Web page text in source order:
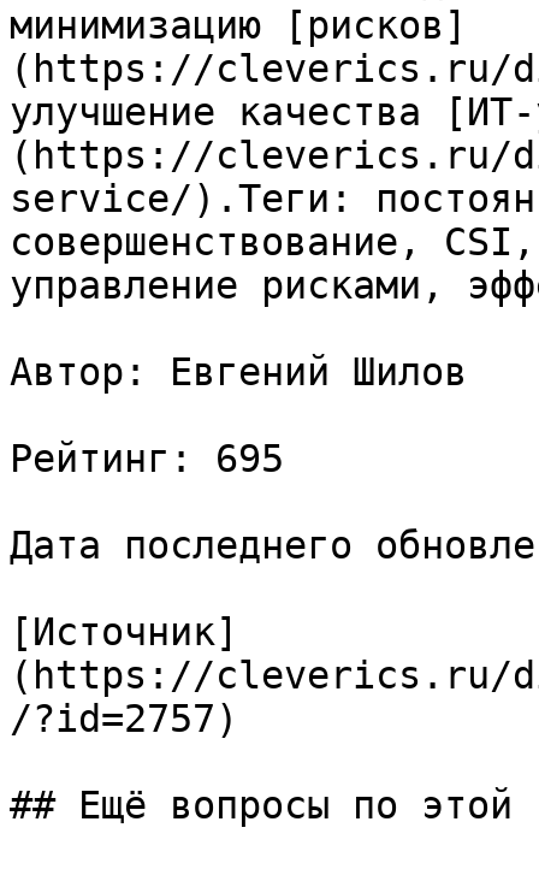
минимизацию [рисков]
(https://cleverics.ru/
улучшение качества
(https://cleverics.ru/
service/).Теги:
совершенствование,
управление рисками,
Автор: Евгений Шилов
Рейтинг: 695
Дата последнего
[Источник]
(https://cleverics.ru/
/?id=2757)
## Ещё вопросы по этой